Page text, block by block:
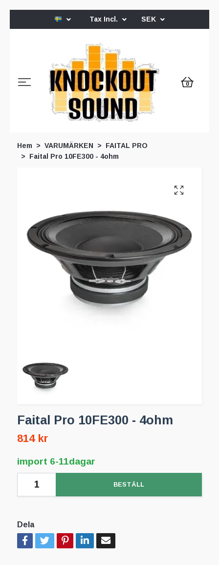
Tax Incl. SEK
0
Hem VARUMÄRKEN
FAITAL PRO
Faital Pro 10FE300 - 4ohm
Faital Pro 10FE300 - 4ohm
814 kr
import 6-11dagar
BESTÄLL
Dela